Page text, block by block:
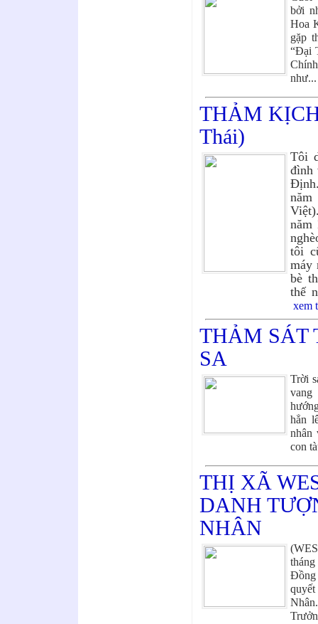
bởi
Hoa
gặp
“Đại
THẢM
Thái)
Tôi
đình
năm
tôi
máy
bè
thế
xem
THẢM SÁT
SA
Trời
hẳn
nhân
con
THỊ XÃ
DANH
NHÂN
Đồng